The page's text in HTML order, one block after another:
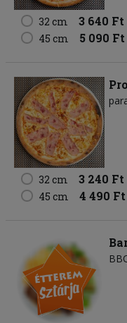
32 cm 3 640 Ft
45 cm 5 090 Ft
32 cm 3 240 Ft
45 cm 4 490 Ft